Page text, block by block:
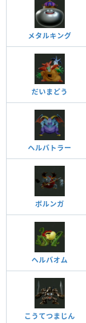
メタルキング
だいまどう
ヘルバトラー
ボルンガ
ヘルバオム
こうてつまじん